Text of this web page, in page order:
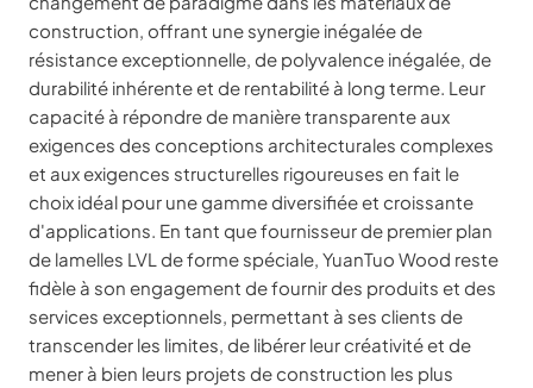
construction, offrant une synergie inégalée de
résistance exceptionnelle, de polyvalence inégalée, de
durabilité inhérente et de rentabilité à long terme. Leur
capacité à répondre de manière transparente aux
exigences des conceptions architecturales complexes
et aux exigences structurelles rigoureuses en fait le
choix idéal pour une gamme diversifiée et croissante
d'applications. En tant que fournisseur de premier plan
de lamelles LVL de forme spéciale, YuanTuo Wood reste
fidèle à son engagement de fournir des produits et des
services exceptionnels, permettant à ses clients de
transcender les limites, de libérer leur créativité et de
mener à bien leurs projets de construction les plus